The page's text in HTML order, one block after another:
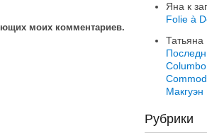
моих комментариев.
Яна к
Folie à
Татьяна
Макгуэн
Рубрики